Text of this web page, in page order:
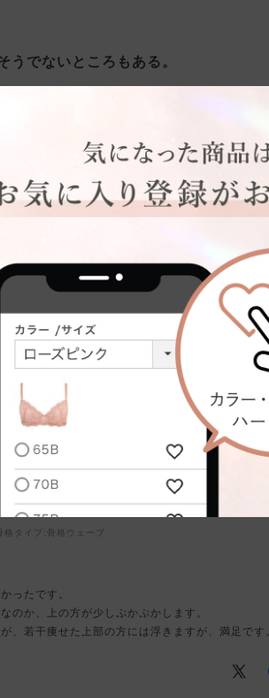
うでないところもある。
は良いと思います。しかし、廃盤となっている
なと思いました。カップも大きいです
骨格タイプ: 骨格ウェーブ
ったです。
のか、上の方が少しぷかぷかします。
、若干痩せた上部の方には浮きますが、満足です